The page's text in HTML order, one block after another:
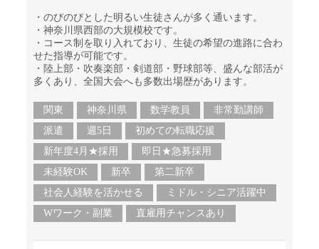
・のびのびとした明るい生徒さんが多く通います。
・神奈川県西部の大規模校です。
・コース制を取り入れており、生徒の希望の進路に合わ
せた指導が可能です。
・陸上部・吹奏楽部・剣道部・野球部等、盛んな部活が
多くあり、全国大会へも多数出場歴があります。
関東 神奈川県 数学教員
非常勤講師
派遣
週5日
初めての転職応援
新年度4月★採用
即日★急募採用
未経験OK
新卒
第二新卒
社会人経験を活かせる
ミドル・シニア活躍中
Wワーク・副業
直雇用チャンスあり